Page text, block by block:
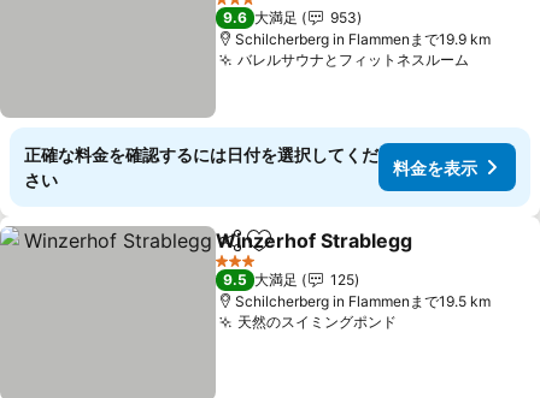
料金を表示
3 ホテルのランク
9.6 大満足
953
Schilcherberg in Flammenまで19.9 km
バレルサウナとフィットネスルーム
正確な料金を確認するには日付を選択してくだ
さい
料金を表示
シェアお気に入りに追加
Winzerhof Strablegg
3 ホテルのランク
9.5 大満足
125
Schilcherberg in Flammenまで19.5 km
天然のスイミングポンド